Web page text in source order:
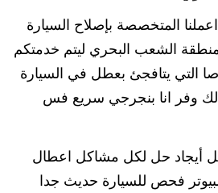
المتخصصة بإصلاح السيارة
الشعب البحري ليتم خدمتكم
يتافجئ بعطل في السيارة
وفر انا بنجرجي سريع فس
أيجاد حل لكل مشاكل اعطال
فحص للسيارة حديث جدا